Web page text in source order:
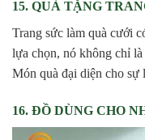
15. QUÀ TẶNG
Trang sức làm quà cưới
lựa chọn, nó không chỉ
Món quà đại diện cho sự
16. ĐỒ DÙNG CHO